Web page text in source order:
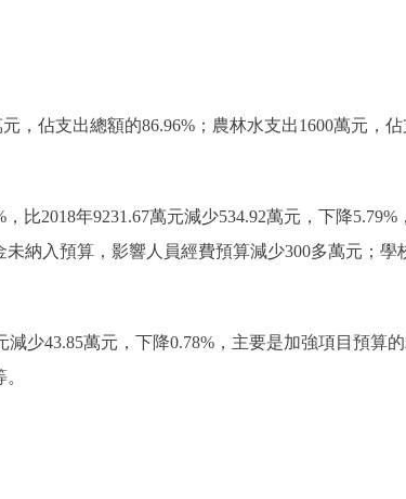
佔支出總額的86.96%；農林水支出1600萬元，佔
2018年9231.67萬元減少534.92萬元，下降
納入預算，影響人員經費預算減少300多萬元；
少43.85萬元，下降0.78%，主要是加強項目預算